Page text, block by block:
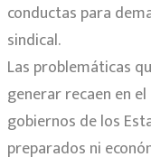
conductas para
sindical.
Las problemáticas
generar recaen en
gobiernos de los
preparados ni